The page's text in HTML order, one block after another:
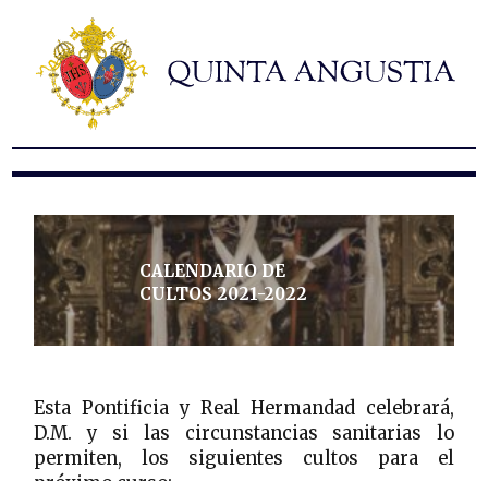
Hermandad
Titulares
Historia y patrimonio
Noticias
Formularios
CALENDARIO DE
CULTOS 2021-2022
Esta Pontificia y Real Hermandad celebrará,
D.M. y si las circunstancias sanitarias lo
permiten, los siguientes cultos para el